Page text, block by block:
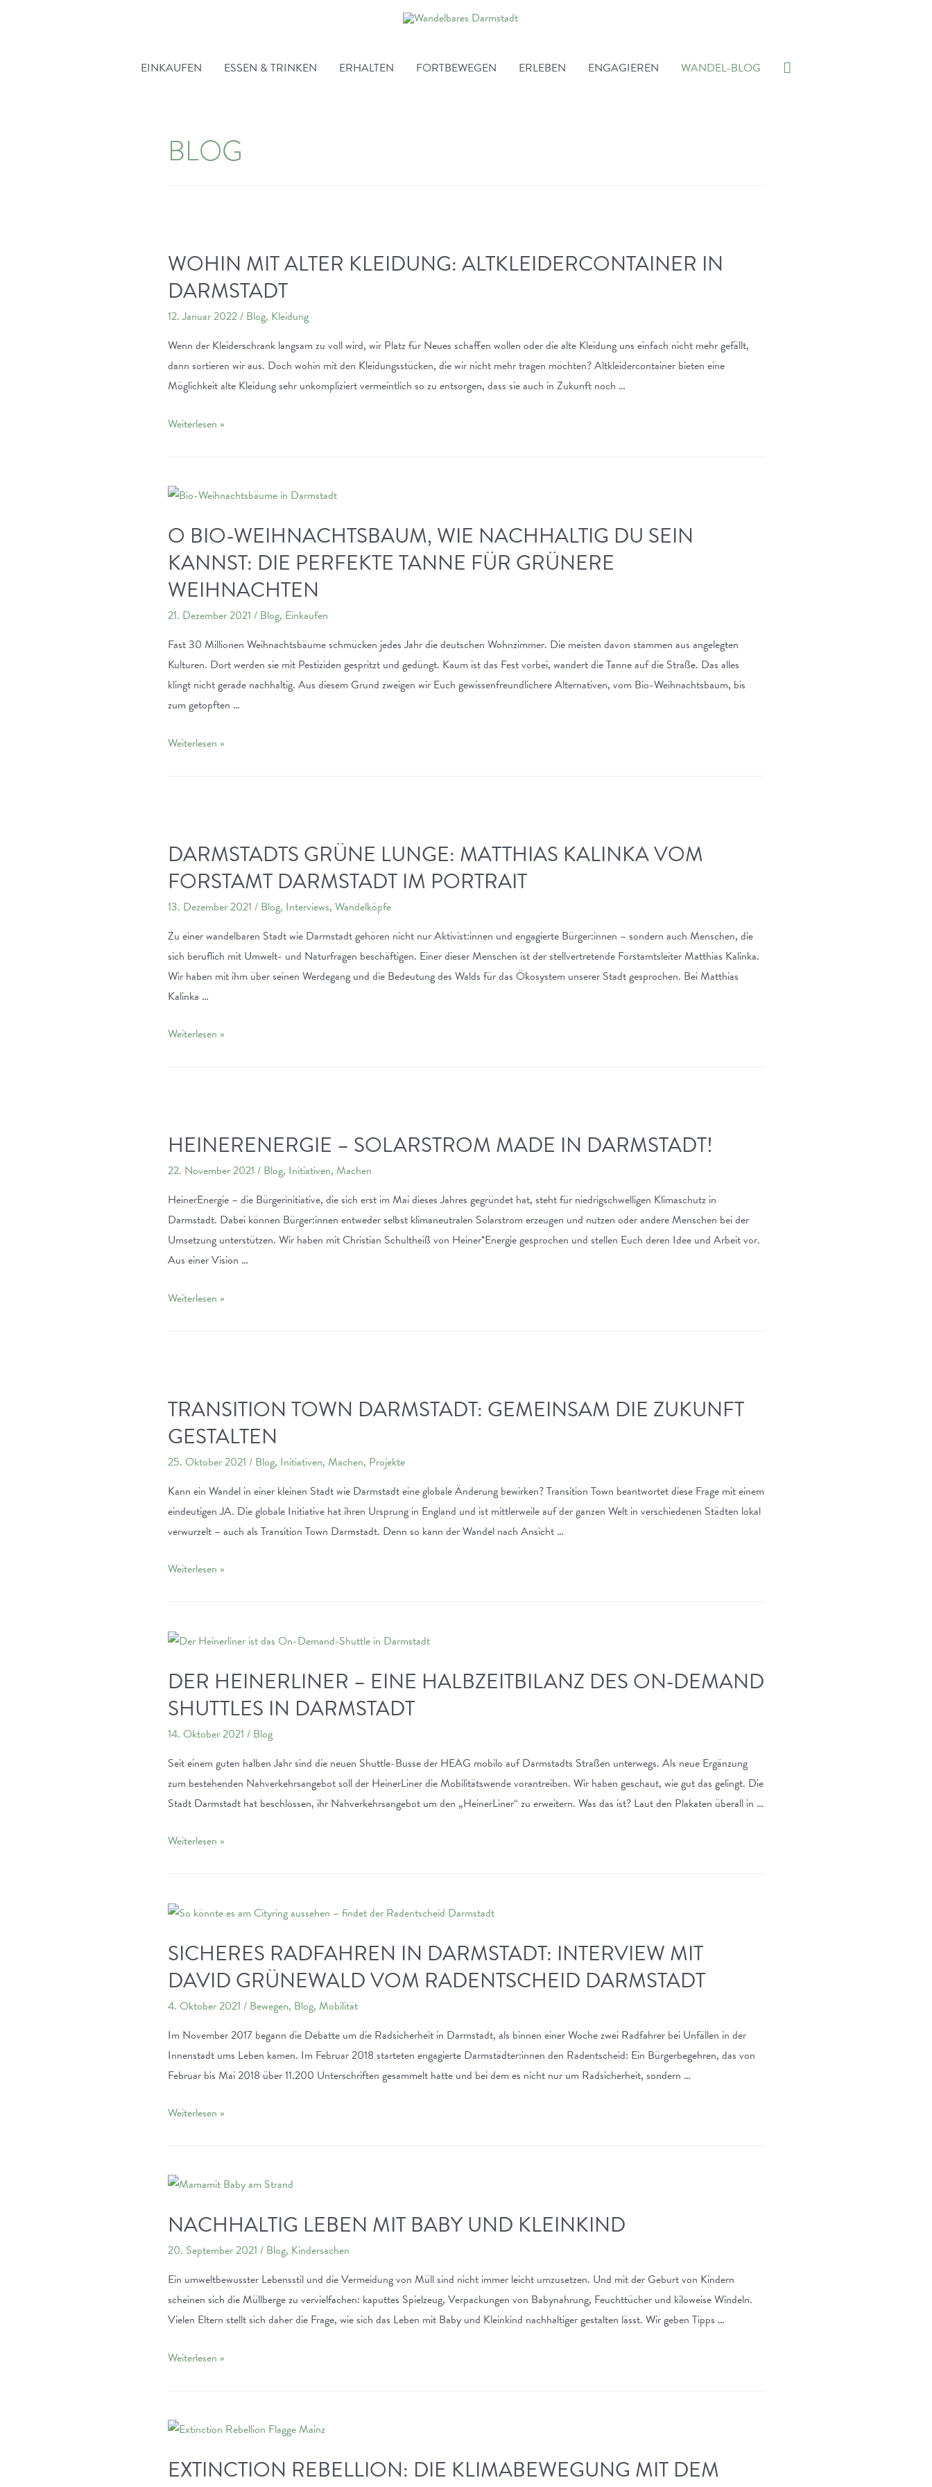
EINKAUFEN
ESSEN & TRINKEN ERHALTEN FORTBEWEGEN ERLEBEN ENGAGIEREN WANDEL-BLOG Suche
BLOG
WOHIN MIT ALTER KLEIDUNG: ALTKLEIDERCONTAINER IN
DARMSTADT
12. Januar 2022/ Blog, Kleidung
Wenn der Kleiderschrank langsam zu voll wird, wir Platz für Neues schaffen wollen oder die alte Kleidung uns einfach nicht mehr gefällt,
dann sortieren wir aus. Doch wohin mit den Kleidungsstücken, die wir nicht mehr tragen möchten? Altkleidercontainer bieten eine
Möglichkeit alte Kleidung sehr unkompliziert vermeintlich so zu entsorgen, dass sie auch in Zukunft noch …
Wohin
Kleidung:
Altkleidercontainer
Darmstadt
Weiterlesen »
O BIO-WEIHNACHTSBAUM, WIE NACHHALTIG DU SEIN
KANNST: DIE PERFEKTE TANNE FÜR GRÜNERE
WEIHNACHTEN
21. Dezember 2021 / Blog, Einkaufen
Fast 30 Millionen Weihnachtsbäume schmücken jedes Jahr die deutschen Wohnzimmer. Die meisten davon stammen aus angelegten
Kulturen. Dort werden sie mit Pestiziden gespritzt und gedüngt. Kaum ist das Fest vorbei, wandert die Tanne auf die Straße. Das alles
klingt nicht gerade nachhaltig. Aus diesem Grund zweigen wir Euch gewissenfreundlichere Alternativen, vom Bio-Weihnachtsbaum, bis
zum getopften …
O
du
sein
kannst:
Die
Tanne
für
grünere
Weihnachten
Weiterlesen »
DARMSTADTS GRÜNE LUNGE: MATTHIAS KALINKA VOM
FORSTAMT DARMSTADT IM PORTRAIT
13. Dezember 2021 / Blog, Interviews, Wandelköpfe
Zu einer wandelbaren Stadt wie Darmstadt gehören nicht nur Aktivist:innen und engagierte Bürger:innen – sondern auch Menschen, die
sich beruflich mit Umwelt- und Naturfragen beschäftigen. Einer dieser Menschen ist der stellvertretende Forstamtsleiter Matthias Kalinka.
Wir haben mit ihm über seinen Werdegang und die Bedeutung des Walds für das Ökosystem unserer Stadt gesprochen. Bei Matthias
Kalinka …
Darmstadts
vom
Forstamt
Darmstadt
im
Portrait
Weiterlesen »
HEINERENERGIE – SOLARSTROM MADE IN DARMSTADT!
22. November 2021 / Blog, Initiativen, Machen
HeinerEnergie – die Bürgerinitiative, die sich erst im Mai dieses Jahres gegründet hat, steht für niedrigschwelligen Klimaschutz in
Darmstadt. Dabei können Bürger:innen entweder selbst klimaneutralen Solarstrom erzeugen und nutzen oder andere Menschen bei der
Umsetzung unterstützen. Wir haben mit Christian Schultheiß von Heiner*Energie gesprochen und stellen Euch deren Idee und Arbeit vor.
Aus einer Vision …
HeinerEnergie
Darmstadt!
Weiterlesen »
TRANSITION TOWN DARMSTADT: GEMEINSAM DIE ZUKUNFT
GESTALTEN
25. Oktober 2021 / Blog, Initiativen, Machen, Projekte
Kann ein Wandel in einer kleinen Stadt wie Darmstadt eine globale Änderung bewirken? Transition Town beantwortet diese Frage mit einem
eindeutigen JA. Die globale Initiative hat ihren Ursprung in England und ist mittlerweile auf der ganzen Welt in verschiedenen Städten lokal
verwurzelt – auch als Transition Town Darmstadt. Denn so kann der Wandel nach Ansicht …
Transition
Gemeinsam
gestalten
Weiterlesen »
DER HEINERLINER – EINE HALBZEITBILANZ DES ON-DEMAND
SHUTTLES IN DARMSTADT
14. Oktober 2021 / Blog
Seit einem guten halben Jahr sind die neuen Shuttle-Busse der HEAG mobilo auf Darmstadts Straßen unterwegs. Als neue Ergänzung
zum bestehenden Nahverkehrsangebot soll der HeinerLiner die Mobilitätswende vorantreiben. Wir haben geschaut, wie gut das gelingt. Die
Stadt Darmstadt hat beschlossen, ihr Nahverkehrsangebot um den „HeinerLiner“ zu erweitern. Was das ist? Laut den Plakaten überall in …
Der
eine
Halbzeitbilanz
On-
Demand
Shuttles
Darmstadt
Weiterlesen »
SICHERES RADFAHREN IN DARMSTADT: INTERVIEW MIT
DAVID GRÜNEWALD VOM RADENTSCHEID DARMSTADT
4. Oktober 2021 / Bewegen, Blog, Mobilität
Im November 2017 begann die Debatte um die Radsicherheit in Darmstadt, als binnen einer Woche zwei Radfahrer bei Unfällen in der
Innenstadt ums Leben kamen. Im Februar 2018 starteten engagierte Darmstädter:innen den Radentscheid: Ein Bürgerbegehren, das von
Februar bis Mai 2018 über 11.200 Unterschriften gesammelt hatte und bei dem es nicht nur um Radsicherheit, sondern …
Sicheres
Darmstadt:
Interview
mit
David
Grünewald
vom
Radentscheid
Darmstadt
Weiterlesen »
NACHHALTIG LEBEN MIT BABY UND KLEINKIND
20. September 2021 / Blog, Kindersachen
Ein umweltbewusster Lebensstil und die Vermeidung von Müll sind nicht immer leicht umzusetzen. Und mit der Geburt von Kindern
scheinen sich die Müllberge zu vervielfachen: kaputtes Spielzeug, Verpackungen von Babynahrung, Feuchttücher und kiloweise Windeln.
Vielen Eltern stellt sich daher die Frage, wie sich das Leben mit Baby und Kleinkind nachhaltiger gestalten lässt. Wir geben Tipps …
Nachhaltig
Baby
und
Kleinkind
Weiterlesen »
EXTINCTION REBELLION: DIE KLIMABEWEGUNG MIT DEM